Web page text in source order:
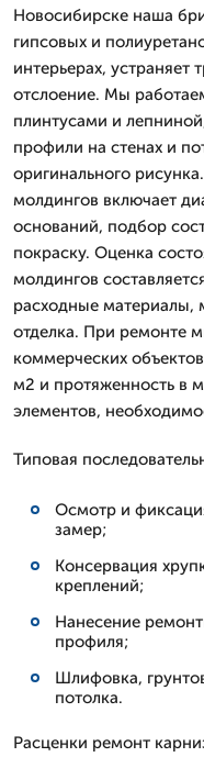
Новосибирске наша
гипсовых и
интерьерах, устраняет
отслоение. Мы
плинтусами и
профили на стенах и
оригинального
молдингов включает
оснований, подбор
покраску. Оценка
молдингов
расходные
отделка. При ремонте
коммерческих
м2 и протяженность в
элементов,
Типовая
Осмотр и
замер;
Консервация
креплений;
Нанесение
профиля;
Шлифовка,
потолка.
Расценки ремонт